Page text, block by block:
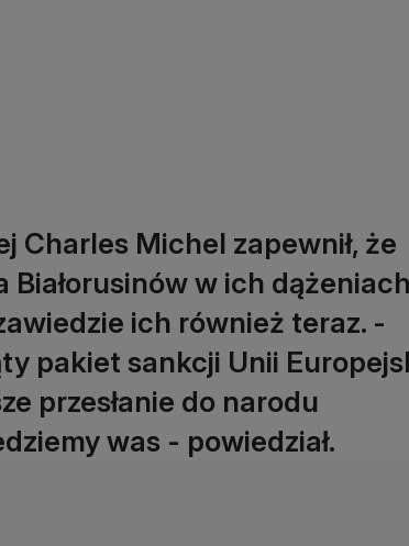
Charles Michel zapewnił, że
Białorusinów w ich dążeniach
ich również teraz. -
pakiet sankcji Unii
przesłanie do narodu
was - powiedział.